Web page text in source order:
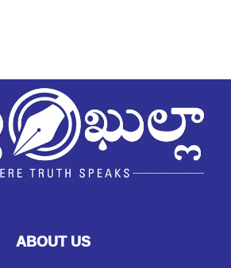
ABOUT US